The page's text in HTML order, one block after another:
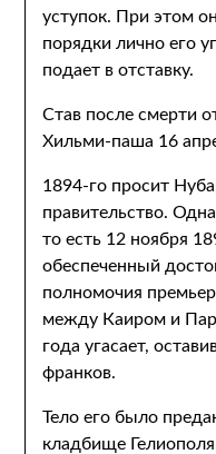
уступок. При этом
порядки лично его
подает в отставку.
Став после смерти
Хильми-паша 16
1894-го просит
правительство.
то есть 12 ноября
обеспеченный
полномочия
между Каиром и
года угасает,
франков.
Тело его было
кладбище